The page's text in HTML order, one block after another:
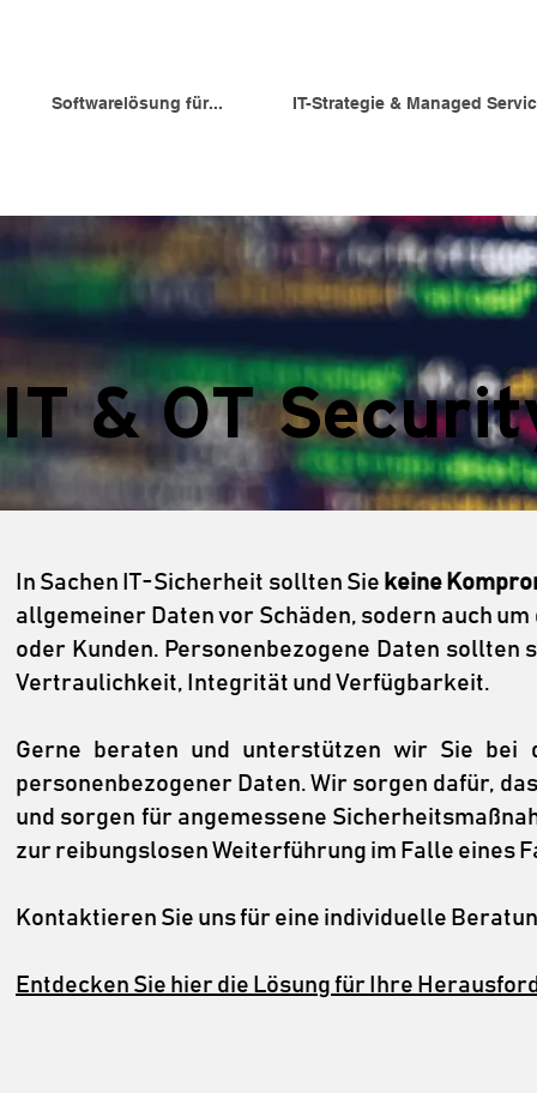
Softwarelösung für... IT-Strategie & Managed
IT & OT
In Sachen IT-Sicherheit sollten Sie keine
allgemeiner Daten vor Schäden, sodern auch
oder Kunden. Personenbezogene Daten
Vertraulichkeit, Integrität und Verfügbarkeit.
Gerne beraten und unterstützen wir Sie bei
personenbezogener Daten. Wir sorgen dafür,
und sorgen für angemessene
zur reibungslosen Weiterführung im Falle eines
Kontaktieren Sie uns für eine individuelle
Entdecken Sie hier die Lösung für Ihre